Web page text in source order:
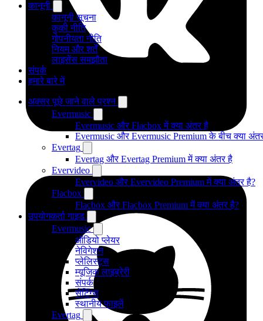
कानूनी
कानूनी सूचना
कुकी नीति
गोपनीयता नीति
नियम और शर्तें
लाइसेंस समझौता
संपर्क
हमारे बारे में
अक्सर पूछे जाने वाले प्रश्न
Evermusic
Evermusic और Flacbox में क्या अंतर है
Evermusic और Evermusic Premium के बीच क्या
Evertag
Evertag और Evertag Premium में क्या अंतर है
Evervideo
Evervideo और Evervideo Premium में क्या अंतर है?
Flacbox
Flacbox और Flacbox Premium में क्या अंतर है?
उपयोगकर्ता गाइड
Evermusic
ऑडियो प्लेयर
नेविगेशन
प्लेलिस्ट्स
म्यूजिक लाइब्रेरी
संपर्क
सेटिंग्स
स्थानीय फाइलें
Evertag